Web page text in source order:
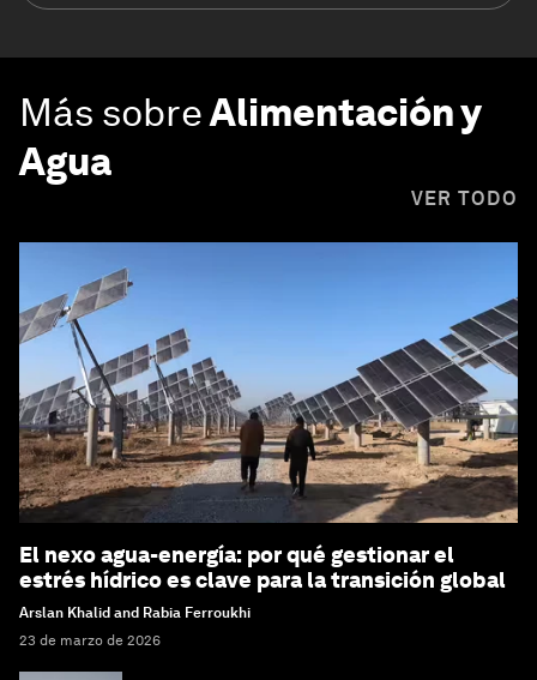
Más sobreAlimentación y
Agua
VER TODO
El nexo agua-energía: por qué gestionar el
estrés hídrico es clave para la transición global
Arslan Khalid and Rabia Ferroukhi
23 de marzo de 2026